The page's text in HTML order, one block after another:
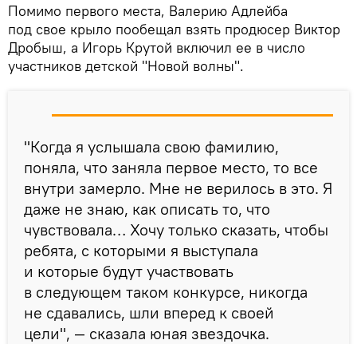
Помимо первого места, Валерию Адлейба
под свое крыло пообещал взять продюсер Виктор
Дробыш, а Игорь Крутой включил ее в число
участников детской "Новой волны".
"Когда я услышала свою фамилию,
поняла, что заняла первое место, то все
внутри замерло. Мне не верилось в это. Я
даже не знаю, как описать то, что
чувствовала… Хочу только сказать, чтобы
ребята, с которыми я выступала
и которые будут участвовать
в следующем таком конкурсе, никогда
не сдавались, шли вперед к своей
цели", — сказала юная звездочка.